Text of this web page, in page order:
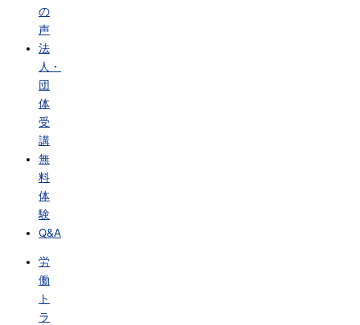
の
声
法
人・
団
体
受
講
無
料
体
験
Q&A
労
働
ト
ラ